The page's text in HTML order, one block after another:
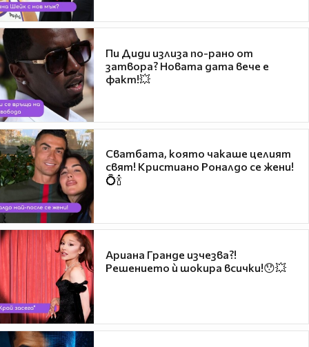
Пи Диди излиза по-рано от
затвора? Новата дата вече е
факт!💥
Сватбата, която чакаше целият
свят! Кристиано Роналдо се жени!
💍🍾
Ариана Гранде изчезва?!
Решението ѝ шокира всички!😯💥